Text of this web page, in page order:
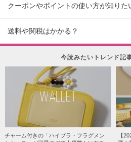
クーポンやポイントの使い方が知りた
送料や関税はかかる？
今読みたいトレンド記
WALLET
チャーム付きの「ハイブラ・フラグメン
【